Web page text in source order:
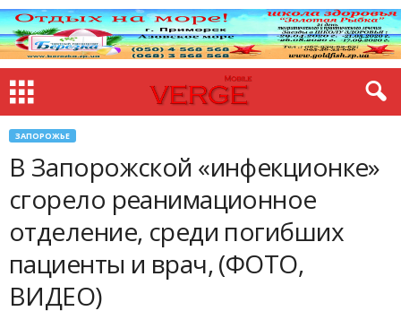
ЗАПОРОЖЬЕ
В Запорожской «инфекционке»
сгорело реанимационное
отделение, среди погибших
пациенты и врач, (ФОТО,
ВИДЕО)